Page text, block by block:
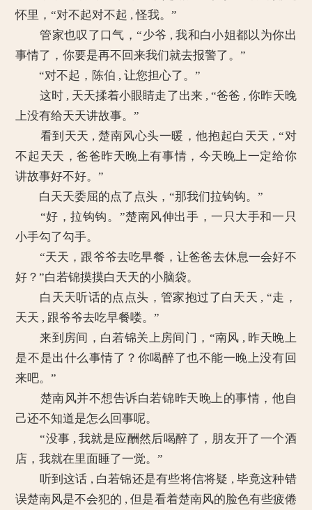
怀里，“对不起对不起 , 怪我。”
管家也叹了口气，“少爷 , 我和白小姐都以为你出
事情了，你要是再不回来我们就去报警了。”
“对不起，陈伯 , 让您担心了。”
这时 , 天天揉着小眼睛走了出来 , “爸爸 , 你昨天晚
上没有给天天讲故事。”
看到天天 , 楚南风心头一暖，他抱起白天天 , “对
不起天天，爸爸昨天晚上有事情，今天晚上一定给你
讲故事好不好。”
白天天委屈的点了点头，“那我们拉钩钩。”
“好，拉钩钩。”楚南风伸出手，一只大手和一只
小手勾了勾手。
“天天，跟爷爷去吃早餐，让爸爸去休息一会好不
好？”白若锦摸摸白天天的小脑袋。
白天天听话的点点头，管家抱过了白天天 , “走，
天天 , 跟爷爷去吃早餐喽。”
来到房间，白若锦关上房间门，“南风 , 昨天晚上
是不是出什么事情了？你喝醉了也不能一晚上没有回
来吧。”
楚南风并不想告诉白若锦昨天晚上的事情，他自
己还不知道是怎么回事呢。
“没事 , 我就是应酬然后喝醉了，朋友开了一个酒
店，我就在里面睡了一觉。”
听到这话 , 白若锦还是有些将信将疑 , 毕竟这种错
误楚南风是不会犯的 , 但是看着楚南风的脸色有些疲倦